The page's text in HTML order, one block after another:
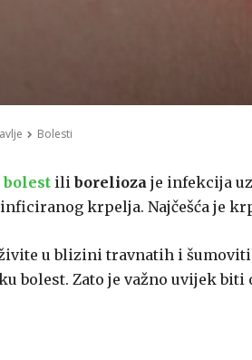
Bolesti
bolest iliborelioza je infekcija
krpelja. Najčešća je
u blizini travnatih i
bolest. Zato je važno uvijek